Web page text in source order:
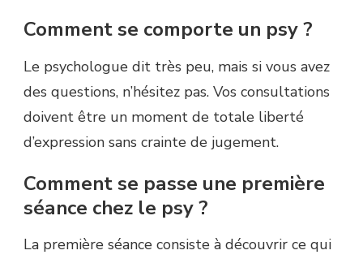
Comment se comporte un psy ?
Le psychologue dit très peu, mais si vous avez
des questions, n’hésitez pas. Vos consultations
doivent être un moment de totale liberté
d’expression sans crainte de jugement.
Comment se passe une première
séance chez le psy ?
La première séance consiste à découvrir ce qui